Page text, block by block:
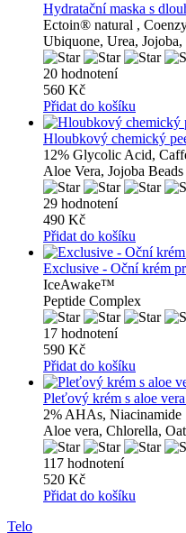
Hydratační maska ​​s
Ectoin® natural ,
Ubiquone, Urea,
20 hodnotení
560 Kč
Přidat do košíku
Hloubkový chemický
12% Glycolic Acid,
Aloe Vera, Jojoba Beads
29 hodnotení
490 Kč
Přidat do košíku
Exclusive - Oční krém
IceAwake™
Peptide Complex
17 hodnotení
590 Kč
Přidat do košíku
Pleťový krém s aloe
2% AHAs, Niacinamide
Aloe vera, Chlorella,
117 hodnotení
520 Kč
Přidat do košíku
Telo